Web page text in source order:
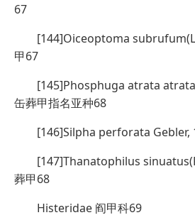
67
[144]Oiceoptoma
甲67
[145]Phosphuga atrata
缶葬甲指名亚种68
[146]Silpha perforata Gebler,
[147]Thanatophilus
葬甲68
Histeridae 阎甲科69